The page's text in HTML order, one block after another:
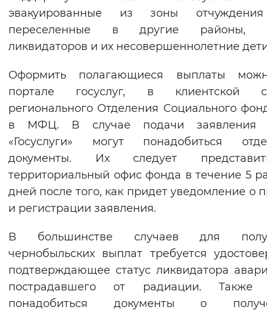
Звуковой ассистент
Воспроизвести Остановить
Вернуть стандартные настройки
эвакуированные из зоны
переселенные в другие районы,
ликвидаторов и их несовершеннолетние
Оформить полагающиеся выплаты
портале госуслуг, в клиентской
регионального Отделения Социального
в МФЦ. В случае подачи заявления
«Госуслуги» могут понадобиться
документы. Их следует
территориальный офис фонда в течение 5
дней после того, как придет уведомление о
и регистрации заявления.
В большинстве случаев для
чернобыльских выплат требуется
подтверждающее статус ликвидатора
пострадавшего от радиации. Также
понадобиться документы о